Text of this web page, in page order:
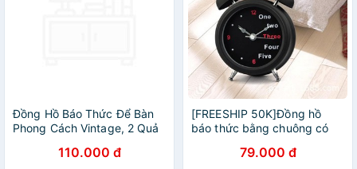
Đồng Hồ Báo Thức Để Bàn
Phong Cách Vintage, 2 Quả
110.000 đ
[FREESHIP 50K]Đồng hồ
báo thức bằng chuông có
79.000 đ